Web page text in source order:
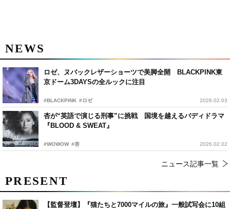
NEWS
ロゼ、ヌバックレザーショーツで美脚全開 BLACKPINK東
京ドーム3DAYSの全ルックに注目
#BLACKPINK #ロゼ 2026.02.03
杏が“英語で演じる刑事”に挑戦 国境を越えるバディドラマ
『BLOOD & SWEAT』
#WOWOW #杏 2026.02.02
ニュース記事一覧
PRESENT
【監督登壇】『猫たちと7000マイルの旅』一般試写会に10組